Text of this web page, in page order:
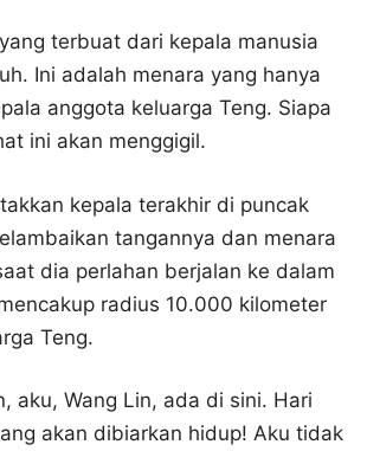
terbuat dari kepala manusia
Ini adalah menara yang hanya
anggota keluarga Teng. Siapa
ini akan menggigil.
kepala terakhir di puncak
tangannya dan menara
dia perlahan berjalan ke dalam
radius 10.000 kilometer
Teng.
aku, Wang Lin, ada di sini. Hari
akan dibiarkan hidup! Aku tidak